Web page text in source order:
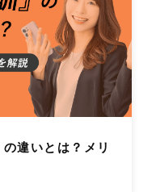
違いとは？メリ